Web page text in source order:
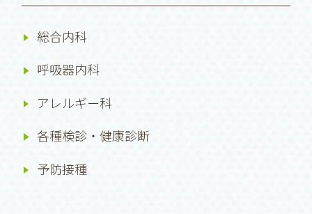
総合内科
呼吸器内科
アレルギー科
各種検診・健康診断
予防接種